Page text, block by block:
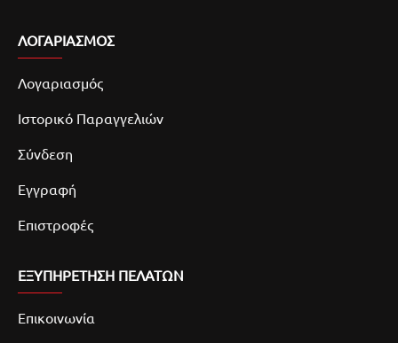
ΛΟΓΑΡΙΑΣΜΌΣ
Λογαριασμός
Ιστορικό Παραγγελιών
Σύνδεση
Εγγραφή
Επιστροφές
ΕΞΥΠΗΡΕΤΗΣΗ ΠΕΛΑΤΩΝ
Επικοινωνία